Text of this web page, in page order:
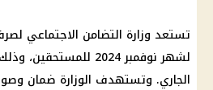
تستعد وزارة التضامن الاجتماعي
لشهر نوفمبر 2024